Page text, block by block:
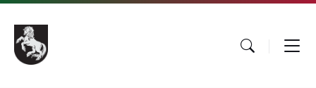
Pāriet
saturu
Skip
main
navigation
Skip
footer